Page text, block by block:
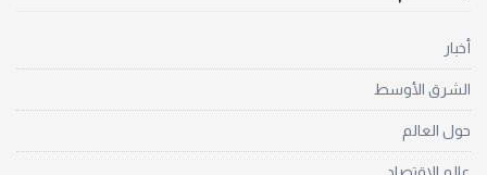
أخبار
الشرق الأوسط
حول العالم